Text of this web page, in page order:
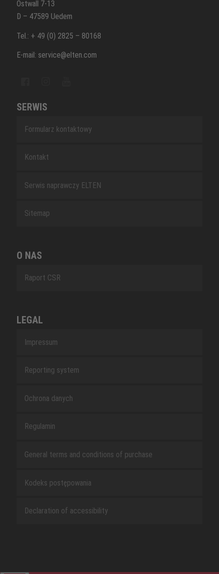
Ostwall 7-13
D – 47589 Uedem
Tel.: + 49 (0) 2825 – 80168
E-mail: service@elten.com
SERWIS
Formularz kontaktowy
Kontakt
Serwis naprawczy ELTEN
Sitemap
O NAS
Raport CSR
LEGAL
Impressum
Reporting system
Ochrona danych
Regulamin
General terms and conditions of purchase
Kodeks postępowania
Declaration of accessibility